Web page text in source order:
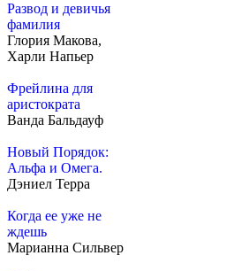
Развод и девичья
фамилия
Глория Макова,
Харли Напьер
Фрейлина для
аристократа
Ванда Бальдауф
Новый Порядок:
Альфа и Омега.
Дэниел Терра
Когда ее уже не
ждешь
Марианна Сильвер